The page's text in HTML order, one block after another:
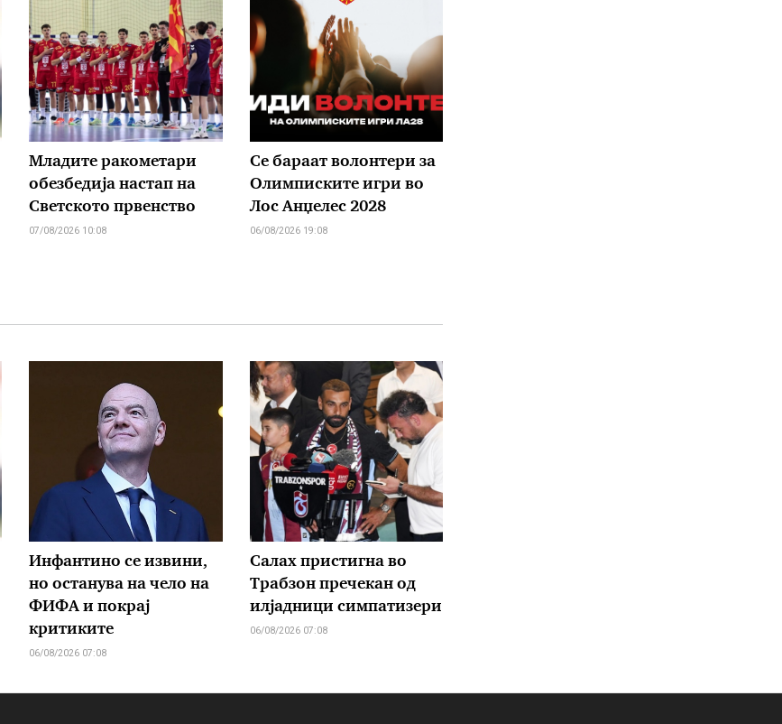
Младите ракометари
обезбедија настап на
Светското првенство
07/08/2026 10:08
Се бараат волонтери за
Олимписките игри во
Лос Анџелес 2028
06/08/2026 19:08
Инфантино се извини,
но останува на чело на
ФИФА и покрај
критиките
06/08/2026 07:08
Салах пристигна во
Трабзон пречекан од
илјадници симпатизери
06/08/2026 07:08